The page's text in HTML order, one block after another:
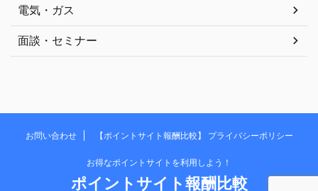
電気・ガス
面談・セミナー
お問い合わせ 【ポイントサイト報酬比較】 プライバシーポリシー
お得なポイントサイトを利用しよう！
ポイントサイト報酬比較